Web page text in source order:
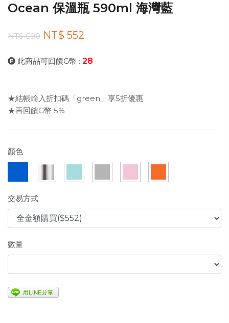
Ocean 保溫瓶 590ml 海灣藍
NT$ 690 NT$ 552
此商品可回饋G幣 : 28
★結帳輸入折扣碼「green」享5折優惠
★再回饋G幣 5%
顏色
交易方式
數量